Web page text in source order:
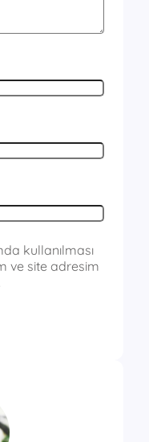
kullanılması
ve site adresim